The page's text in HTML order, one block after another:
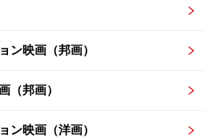
ン映画（邦画）
（邦画）
ン映画（洋画）